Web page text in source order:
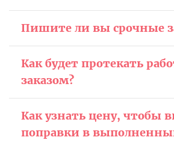
Пишите ли вы срочные
Как будет протекать
заказом?
Как узнать цену, чтобы
поправки в